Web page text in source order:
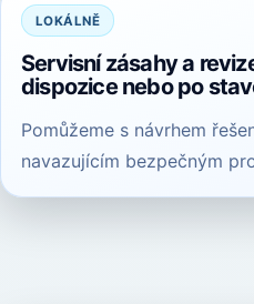
LOKÁLNĚ
Servisní zásahy a
dispozice nebo po
Pomůžeme s návrhem
navazujícím bezpečným